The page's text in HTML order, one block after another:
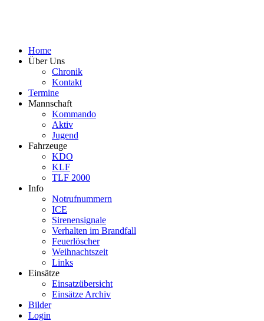
Home
Über Uns
Chronik
Kontakt
Termine
Mannschaft
Kommando
Aktiv
Jugend
Fahrzeuge
KDO
KLF
TLF 2000
Info
Notrufnummern
ICE
Sirenensignale
Verhalten im Brandfall
Feuerlöscher
Weihnachtszeit
Links
Einsätze
Einsatzübersicht
Einsätze Archiv
Bilder
Login